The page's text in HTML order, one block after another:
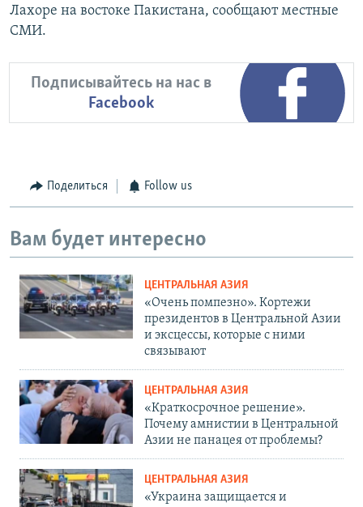
Лахоре на востоке Пакистана, сообщают местные
СМИ.
Подписывайтесь на нас в
Facebook
Поделиться Follow us
Вам будет интересно
ЦЕНТРАЛЬНАЯ АЗИЯ
«Очень помпезно». Кортежи
президентов в Центральной Азии
и эксцессы, которые с ними
связывают
ЦЕНТРАЛЬНАЯ АЗИЯ
«Краткосрочное решение».
Почему амнистии в Центральной
Азии не панацея от проблемы?
ЦЕНТРАЛЬНАЯ АЗИЯ
«Украина защищается и